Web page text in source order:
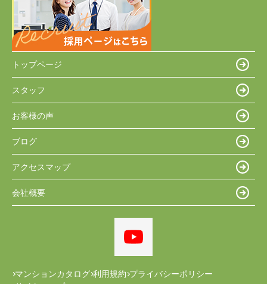
トップページ
スタッフ
お客様の声
ブログ
アクセスマップ
会社概要
マンションカタログ 利用規約 プライバシーポリシー